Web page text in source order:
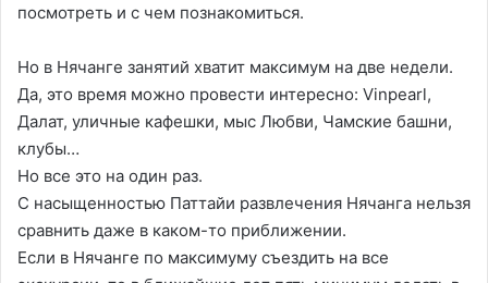
посмотреть и с чем познакомиться.
Но в Нячанге занятий хватит максимум на две недели.
Да, это время можно провести интересно: Vinpearl,
Далат, уличные кафешки, мыс Любви, Чамские башни,
клубы…
Но все это на один раз.
С насыщенностью Паттайи развлечения Нячанга нельзя
сравнить даже в каком-то приближении.
Если в Нячанге по максимуму съездить на все